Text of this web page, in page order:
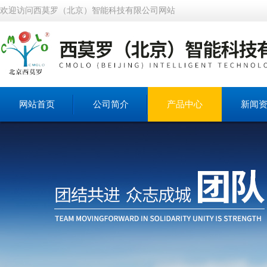
欢迎访问西莫罗（北京）智能科技有限公司网站
网站首页 公司简介 产品中心 新闻